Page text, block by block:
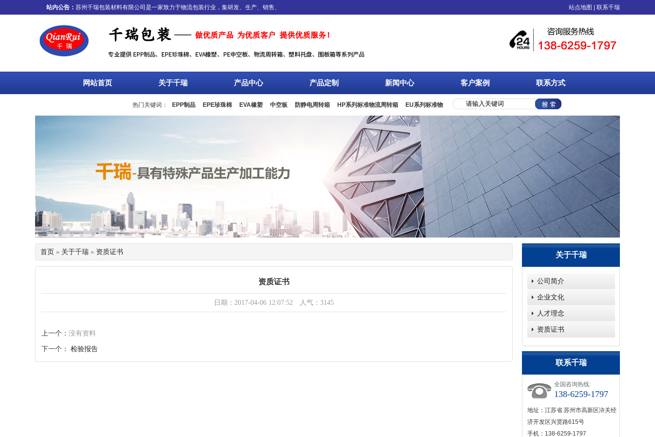
站内公告：苏州千瑞包装材料有限公司是一家致力于物流包装行业，集研发、生产、销售、服务于一体，专业设计、生产、加工EPE珍珠棉、EVA橡塑、物流周转箱、中空板等塑料制品的综合性包装企业，具备专业技术人员和完善的自动化
站点地图 联系千瑞
网站首页 关于千瑞 产品中心 产品定制 新闻中心 客户案例 联系方式
热门关键词： EPP制品 EPE珍珠棉 EVA橡塑 中空板 防静电周转箱 HP系列标准物流周转箱 EU系列标准物
关于千瑞
公司简介
企业文化
人才理念
资质证书
联系千瑞
全国咨询热线:
138-6259-1797
地址：江苏省.苏州市高新区浒关经
济开发区兴贤路615号
手机：138-6259-1797
首页 » 关于千瑞 » 资质证书
资质证书
日期：2017-04-06 12:07:52 人气：3145
上一个： 没有资料
下一个： 检验报告